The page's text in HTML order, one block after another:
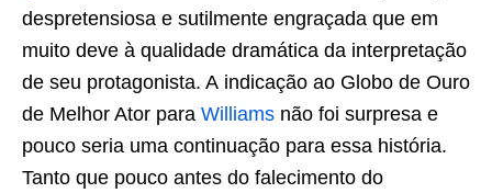
despretensiosa e sutilmente engraçada que em
muito deve à qualidade dramática da interpretação
de seu protagonista. A indicação ao Globo de Ouro
de Melhor Ator para Williams não foi surpresa e
pouco seria uma continuação para essa história.
Tanto que pouco antes do falecimento do